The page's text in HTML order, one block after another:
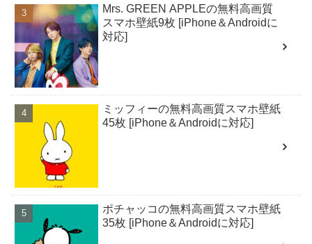
Mrs. GREEN APPLEの無料高画質
スマホ壁紙9枚 [iPhone＆Androidに
対応]
ミッフィーの無料高画質スマホ壁紙
45枚 [iPhone＆Androidに対応]
ポチャッコの無料高画質スマホ壁紙
35枚 [iPhone＆Androidに対応]